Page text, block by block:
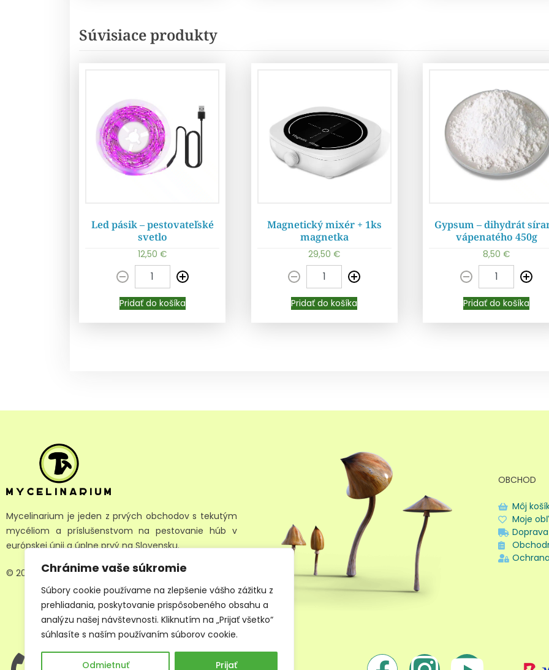
Chránime vaše súkromie
Súbory cookie používame na zlepšenie vášho zážitku z
prehliadania, poskytovanie prispôsobeného obsahu a
analýzu našej návštevnosti. Kliknutím na „Prijať všetko“
súhlasíte s naším používaním súborov cookie.
Odmietnuť Prijať
Súvisiace produkty
Pridať do košíka
Led pásik – pestovateľské
svetlo
12,50€
Pridať do košíka
Pridať do košíka
Magnetický mixér + 1ks
magnetka
29,50€
Pridať do košíka
Pridať do košíka
Gypsum – dihydrát
vápenatého 450g
8,50€
Pridať do košíka
Mycelinarium je jeden z prvých obchodov s tekutým
mycéliom a príslušenstvom na pestovanie húb v
európskej únii a úplne prvý na Slovensku.
© 2025 Mycelinarium All Rights Reserved.
OBCHOD
Môj
Moje
Zavolajte nám, hovoríme slovensky a anglicky: